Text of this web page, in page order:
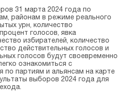
31 марта 2024 года по
районам в режиме реального
урн, количество
голосов, явка
избирателей, количество
действительных голосов и
голосов будут своевременно
ознакомиться с
по партиям и альянсам на карте
выборов 2024 года для